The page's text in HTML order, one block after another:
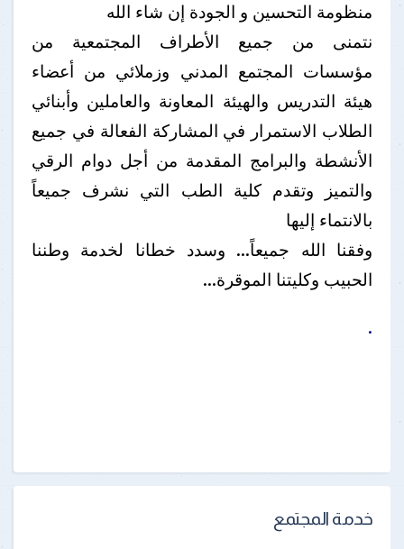
منظومة التحسين و الجودة إن شاء الله
نتمنى من جميع الأطراف المجتمعية من
مؤسسات المجتمع المدني وزملائي من أعضاء
هيئة التدريس والهيئة المعاونة والعاملين وأبنائي
الطلاب الاستمرار في المشاركة الفعالة في جميع
الأنشطة والبرامج المقدمة من أجل دوام الرقي
والتميز وتقدم كلية الطب التي نشرف جميعاً
بالانتماء إليها
وفقنا الله جميعاً... وسدد خطانا لخدمة وطننا
الحبيب وكليتنا الموقرة...
.
خدمة المجتمع